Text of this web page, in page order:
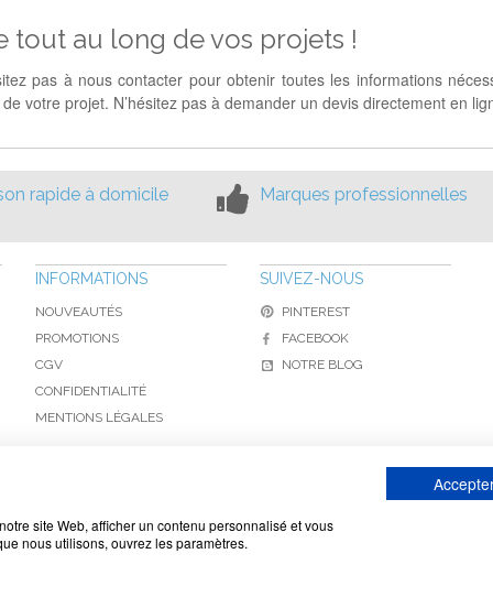
tout au long de vos projets !
pas à nous contacter pour obtenir toutes les informations
votre projet. N’hésitez pas à demander un devis directement en
rapide à domicile Marques professionnelles
INFORMATIONS
NOUVEAUTÉS
PROMOTIONS
CGV
CONFIDENTIALITÉ
MENTIONS LÉGALES
SUIVEZ-NOUS
PINTEREST
FACEBOOK
NOTRE BLOG
site Web, afficher un contenu personnalisé et vous
nous utilisons, ouvrez les paramètres.